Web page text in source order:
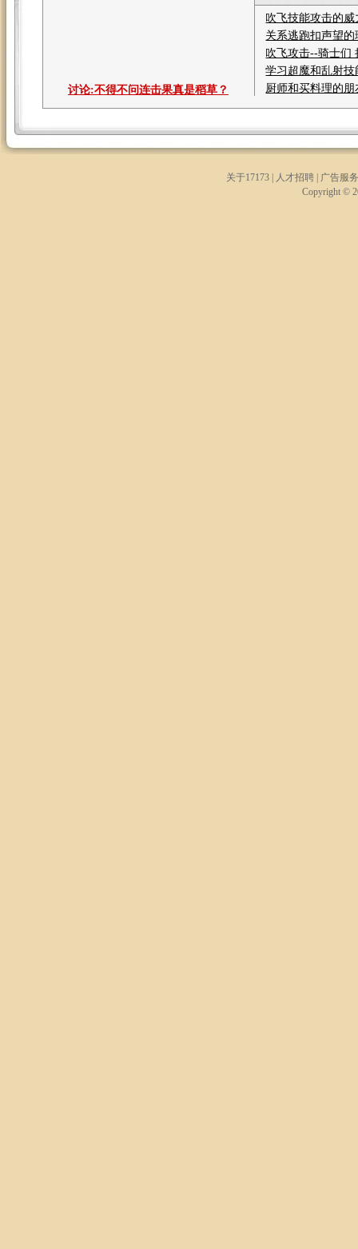
讨论:不得不问连击果真是稻草？
吹飞技能攻击的
关系逃跑扣声望的
吹飞攻击--骑士们
学习超魔和乱射
厨师和买料理的
关于17173 人才招聘
广告服务
Copyright ©